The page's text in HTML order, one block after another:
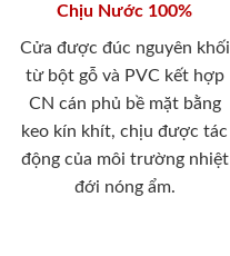
Chịu Nước 100%
Cửa được đúc nguyên khối
từ bột gỗ và PVC kết hợp
CN cán phủ bề mặt bằng
keo kín khít, chịu được tác
động của môi trường nhiệt
đới nóng ẩm.